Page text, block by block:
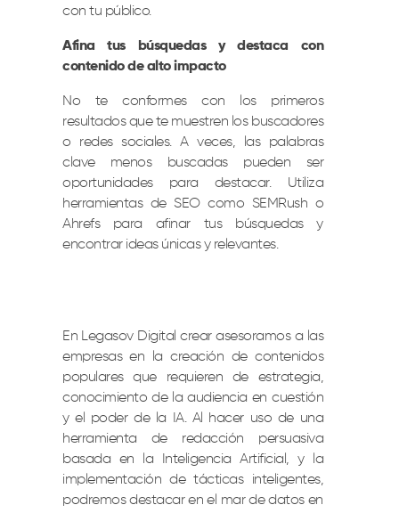
con tu público.
Afina tus búsquedas y destaca con
contenido de alto impacto
No te conformes con los primeros
resultados que te muestren los buscadores
o redes sociales. A veces, las palabras
clave menos buscadas pueden ser
oportunidades para destacar. Utiliza
herramientas de SEO como SEMRush o
Ahrefs para afinar tus búsquedas y
encontrar ideas únicas y relevantes.
En Legasov Digital crear asesoramos a las
empresas en la creación de contenidos
populares que requieren de estrategia,
conocimiento de la audiencia en cuestión
y el poder de la IA. Al hacer uso de una
herramienta de redacción persuasiva
basada en la Inteligencia Artificial, y la
implementación de tácticas inteligentes,
podremos destacar en el mar de datos en